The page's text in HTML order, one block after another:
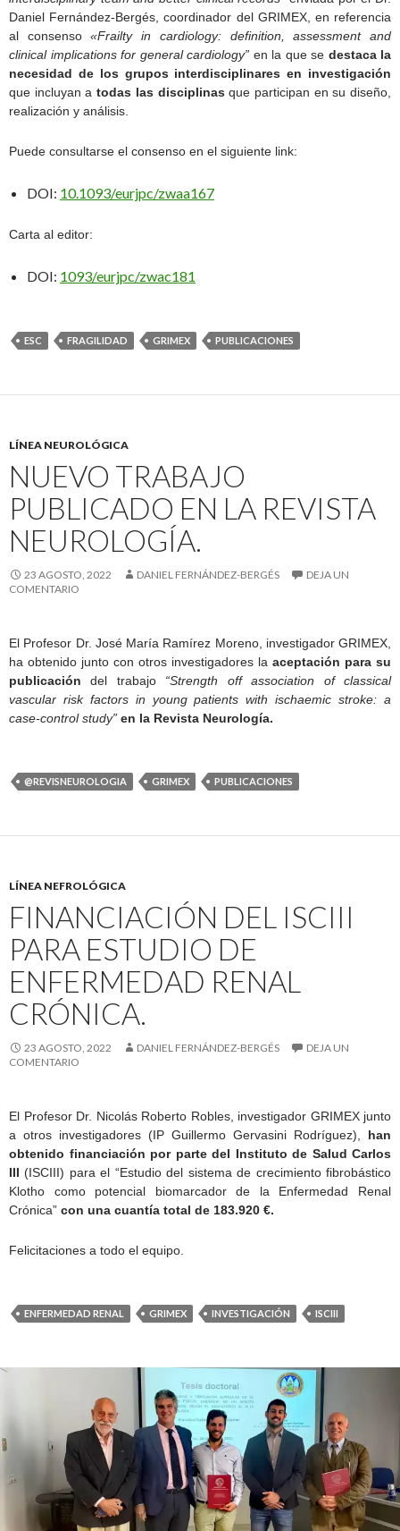
Daniel Fernández-Bergés, coordinador del GRIMEX, en referencia
al consenso«Frailty in cardiology: definition, assessment and
clinical implications for general cardiology” en la que se destaca la
necesidad de los grupos interdisciplinares en investigación
que incluyan atodas las disciplinasque participan en su diseño,
realización y análisis.
Puede consultarse el consenso en el siguiente link:
DOI: 10.1093/eurjpc/zwaa167
Carta al editor:
DOI: 1093/eurjpc/zwac181
ESC FRAGILIDAD GRIMEX PUBLICACIONES
LÍNEA NEUROLÓGICA
NUEVO TRABAJO
PUBLICADO EN LA REVISTA
NEUROLOGÍA.
23 AGOSTO, 2022 DANIEL FERNÁNDEZ-BERGÉS
DEJA UN
COMENTARIO
El Profesor Dr. José María Ramírez Moreno, investigador GRIMEX,
ha obtenido junto con otros investigadores la aceptación para su
publicación del trabajo “Strength off association of classical
vascular risk factors in young patients with ischaemic stroke: a
case-control study” en la Revista Neurología.
@REVISNEUROLOGIA GRIMEX PUBLICACIONES
LÍNEA NEFROLÓGICA
FINANCIACIÓN DEL ISCIII
PARA ESTUDIO DE
ENFERMEDAD RENAL
CRÓNICA.
23 AGOSTO, 2022 DANIEL FERNÁNDEZ-BERGÉS
DEJA UN
COMENTARIO
El Profesor Dr. Nicolás Roberto Robles, investigador GRIMEX junto
a otros investigadores (IP Guillermo Gervasini Rodríguez), han
obtenido financiación por parte del Instituto de Salud Carlos
III (ISCIII) para el “Estudio del sistema de crecimiento fibrobástico
Klotho como potencial biomarcador de la Enfermedad Renal
Crónica” con una cuantía total de 183.920 €.
Felicitaciones a todo el equipo.
ENFERMEDAD RENAL GRIMEX INVESTIGACIÓN ISCIII